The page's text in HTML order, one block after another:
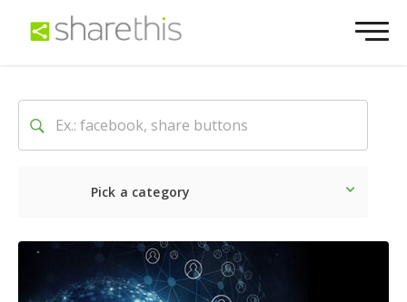
Pick a category
最新 ソーシャル マーケ